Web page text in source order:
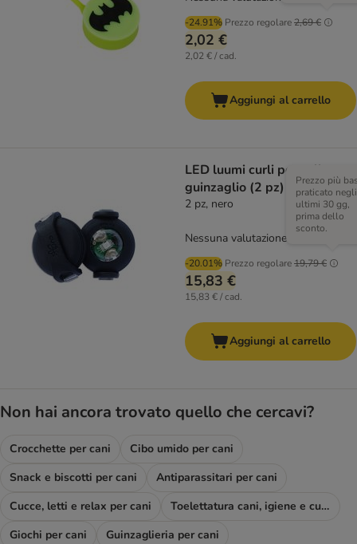
-24.91% Prezzo regolare2,69 €
2,02 €
2,02 € / cad.
Aggiungi al carrello
LED luumi curli per collare o
guinzaglio (2 pz)
2 pz, nero
-20.01% Prezzo regolare19,79 €
Prezzo più
praticato negli
ultimi 30 gg,
prima dello
sconto.
15,83 €
15,83 € / cad.
Nessuna valutazione
Aggiungi al carrello
Non hai ancora trovato quello che cercavi?
Crocchette per cani
Cibo umido per cani
Snack e biscotti per cani
Antiparassitari per cani
Cucce, letti e relax per cani
Toelettatura cani, igiene e cura
Giochi per cani
Guinzaglieria per cani